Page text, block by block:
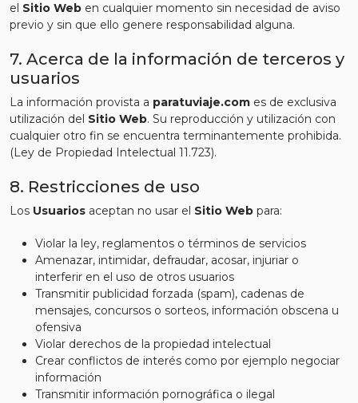
el Sitio Web en cualquier momento sin necesidad de aviso
previo y sin que ello genere responsabilidad alguna.
7. Acerca de la información de terceros y
usuarios
La información provista a paratuviaje.com es de exclusiva
utilización del Sitio Web. Su reproducción y utilización con
cualquier otro fin se encuentra terminantemente prohibida.
(Ley de Propiedad Intelectual 11.723).
8. Restricciones de uso
Los Usuarios aceptan no usar el Sitio Web para:
Violar la ley, reglamentos o términos de servicios
Amenazar, intimidar, defraudar, acosar, injuriar o
interferir en el uso de otros usuarios
Transmitir publicidad forzada (spam), cadenas de
mensajes, concursos o sorteos, información obscena u
ofensiva
Violar derechos de la propiedad intelectual
Crear conflictos de interés como por ejemplo negociar
información
Transmitir información pornográfica o ilegal